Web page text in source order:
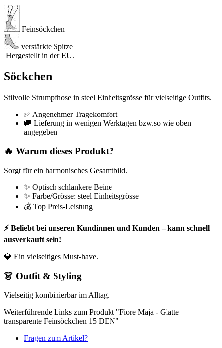
Feinsöckchen
verstärkte Spitze
Hergestellt in der EU.
Söckchen
Stilvolle Strumpfhose in steel Einheitsgrösse für vielseitige Outfits.
✅ Angenehmer Tragekomfort
🚚 Lieferung in wenigen Werktagen bzw.so wie oben
angegeben
🔥 Warum dieses Produkt?
Sorgt für ein harmonisches Gesamtbild.
✨ Optisch schlankere Beine
✨ Farbe/Grösse: steel Einheitsgrösse
💰 Top Preis-Leistung
⚡ Beliebt bei unseren Kundinnen und Kunden – kann schnell
ausverkauft sein!
💎 Ein vielseitiges Must-have.
👗 Outfit & Styling
Vielseitig kombinierbar im Alltag.
Weiterführende Links zum Produkt "Fiore Maja - Glatte
transparente Feinsöckchen 15 DEN"
Fragen zum Artikel?